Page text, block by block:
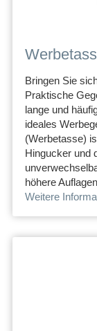
Bringen Sie
Praktische
lange und
ideales
(Werbetasse)
Hingucker und
höhere
Weitere